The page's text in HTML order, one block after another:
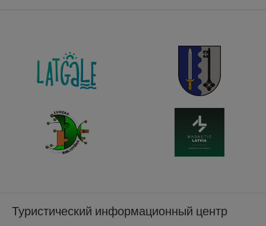
Туристический информационный центр